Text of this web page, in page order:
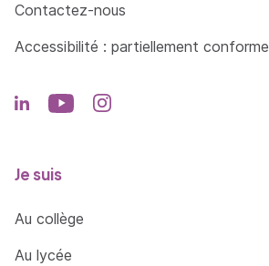
Contactez-nous
Accessibilité : partiellement conforme
Je suis
Au collège
Au lycée